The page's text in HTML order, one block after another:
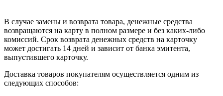
В случае замены и возврата товара, денежные средства
возвращаются на карту в полном размере и без каких-либо
комиссий. Срок возврата денежных средств на карточку
может достигать 14 дней и зависит от банка эмитента,
выпустившего карточку.
Доставка товаров покупателям осуществляется одним из
следующих способов: